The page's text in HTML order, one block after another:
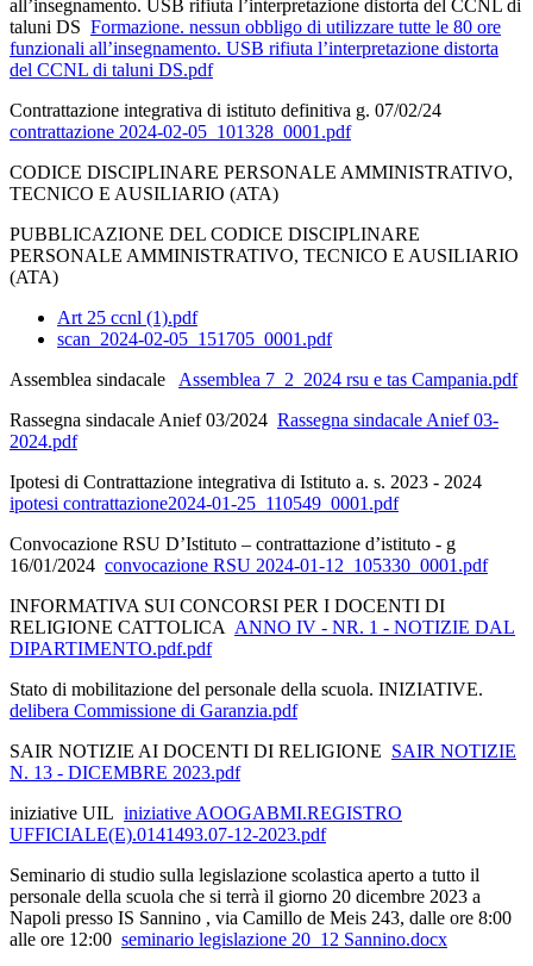
all’insegnamento. USB rifiuta l’interpretazione distorta del CCNL di
taluni DS Formazione. nessun obbligo di utilizzare tutte le 80 ore
funzionali all’insegnamento. USB rifiuta l’interpretazione distorta
del CCNL di taluni DS.pdf
Contrattazione integrativa di istituto definitiva g. 07/02/24
contrattazione 2024-02-05_101328_0001.pdf
CODICE DISCIPLINARE PERSONALE AMMINISTRATIVO,
TECNICO E AUSILIARIO (ATA)
PUBBLICAZIONE DEL CODICE DISCIPLINARE
PERSONALE AMMINISTRATIVO, TECNICO E AUSILIARIO
(ATA)
Art 25 ccnl (1).pdf
scan_2024-02-05_151705_0001.pdf
Assemblea sindacale Assemblea 7_2_2024 rsu e tas Campania.pdf
Rassegna sindacale Anief 03/2024 Rassegna sindacale Anief 03-
2024.pdf
Ipotesi di Contrattazione integrativa di Istituto a. s. 2023 - 2024
ipotesi contrattazione2024-01-25_110549_0001.pdf
Convocazione RSU D’Istituto – contrattazione d’istituto - g
16/01/2024 convocazione RSU 2024-01-12_105330_0001.pdf
INFORMATIVA SUI CONCORSI PER I DOCENTI DI
RELIGIONE CATTOLICA ANNO IV - NR. 1 - NOTIZIE DAL
DIPARTIMENTO.pdf.pdf
Stato di mobilitazione del personale della scuola. INIZIATIVE.
delibera Commissione di Garanzia.pdf
SAIR NOTIZIE AI DOCENTI DI RELIGIONE SAIR NOTIZIE
N. 13 - DICEMBRE 2023.pdf
iniziative UIL iniziative AOOGABMI.REGISTRO
UFFICIALE(E).0141493.07-12-2023.pdf
Seminario di studio sulla legislazione scolastica aperto a tutto il
personale della scuola che si terrà il giorno 20 dicembre 2023 a
Napoli presso IS Sannino , via Camillo de Meis 243, dalle ore 8:00
alle ore 12:00 seminario legislazione 20_12 Sannino.docx